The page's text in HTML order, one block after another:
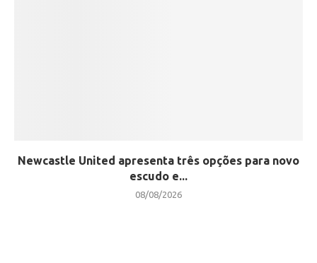
Newcastle United apresenta três opções para novo
escudo e...
08/08/2026